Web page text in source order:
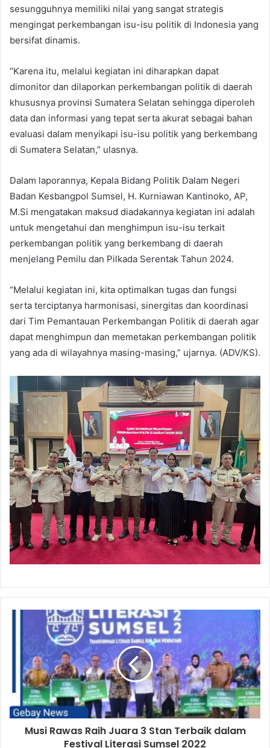
sesungguhnya memiliki nilai yang sangat strategis
mengingat perkembangan isu-isu politik di Indonesia yang
bersifat dinamis.
“Karena itu, melalui kegiatan ini diharapkan dapat
dimonitor dan dilaporkan perkembangan politik di daerah
khususnya provinsi Sumatera Selatan sehingga diperoleh
data dan informasi yang tepat serta akurat sebagai bahan
evaluasi dalam menyikapi isu-isu politik yang berkembang
di Sumatera Selatan,” ulasnya.
Dalam laporannya, Kepala Bidang Politik Dalam Negeri
Badan Kesbangpol Sumsel, H. Kurniawan Kantinoko, AP,
M.Si mengatakan maksud diadakannya kegiatan ini adalah
untuk mengetahui dan menghimpun isu-isu terkait
perkembangan politik yang berkembang di daerah
menjelang Pemilu dan Pilkada Serentak Tahun 2024.
“Melalui kegiatan ini, kita optimalkan tugas dan fungsi
serta terciptanya harmonisasi, sinergitas dan koordinasi
dari Tim Pemantauan Perkembangan Politik di daerah agar
dapat menghimpun dan memetakan perkembangan politik
yang ada di wilayahnya masing-masing,” ujarnya. (ADV/KS).
Musi Rawas Raih Juara 3 Stan Terbaik dalam
Festival Literasi Sumsel 2022